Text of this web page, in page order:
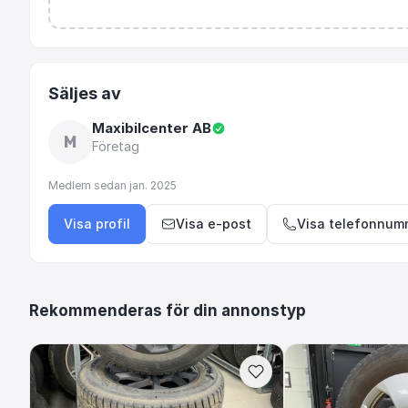
Säljes av
M
Maxibilcenter AB
Företag
Medlem sedan jan. 2025
Visa profil Visa e-post Visa
Rekommenderas för din annonstyp